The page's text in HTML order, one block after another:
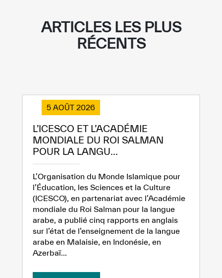
ARTICLES LES PLUS
RÉCENTS
5 AOÛT 2026
L’ICESCO ET L’ACADÉMIE
MONDIALE DU ROI SALMAN
POUR LA LANGU...
L’Organisation du Monde Islamique pour
l’Éducation, les Sciences et la Culture
(ICESCO), en partenariat avec l’Académie
mondiale du Roi Salman pour la langue
arabe, a publié cinq rapports en anglais
sur l’état de l’enseignement de la langue
arabe en Malaisie, en Indonésie, en
Azerbaï...